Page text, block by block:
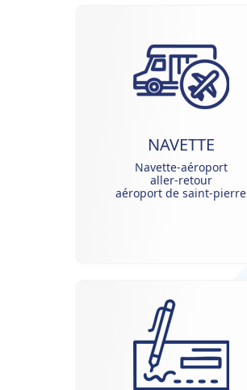
NAVETTE
Navette-aéroport
aller-retour
aéroport de saint-pierre